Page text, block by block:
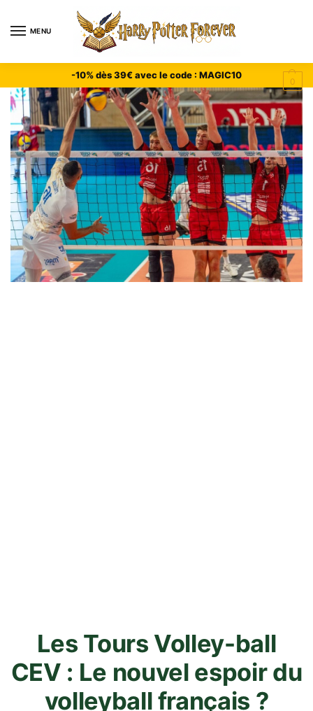
MENU
0
-10% dès 39€ avec le code : MAGIC10
Les Tours Volley-ball
CEV : Le nouvel espoir du
volleyball français ?